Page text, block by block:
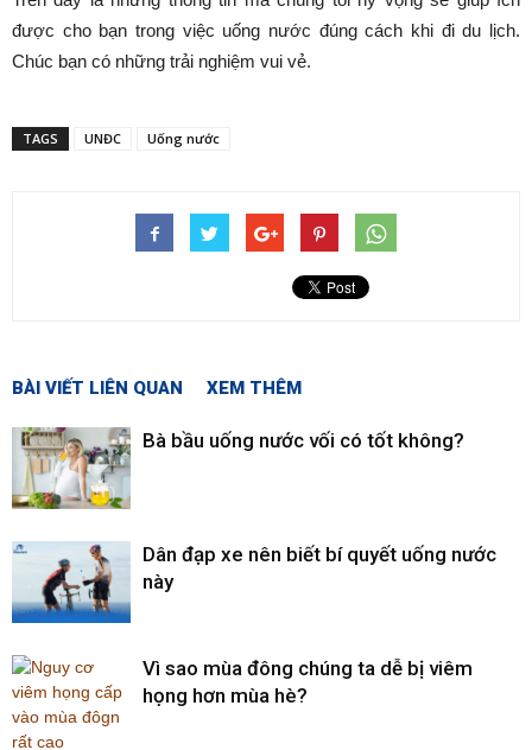
được cho bạn trong việc uống nước đúng cách khi đi du lịch.
Chúc bạn có những trải nghiệm vui vẻ.
TAGS UNĐC Uống nước
BÀI VIẾT LIÊN QUAN XEM THÊM
Bà bầu uống nước vối có tốt không?
Dân đạp xe nên biết bí quyết uống nước
này
Vì sao mùa đông chúng ta dễ bị viêm
họng hơn mùa hè?